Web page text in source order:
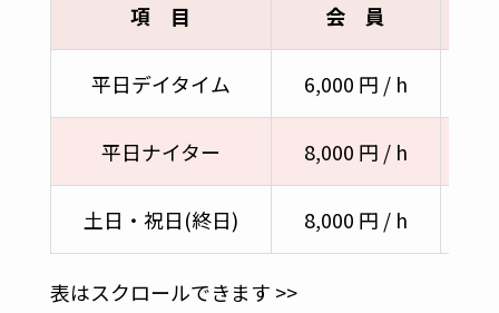
項 目 会 員
平日デイタイム 6,000 円 / h
平日ナイター 8,000 円 / h
土日・祝日(終日) 8,000 円 / h
表はスクロールできます >>